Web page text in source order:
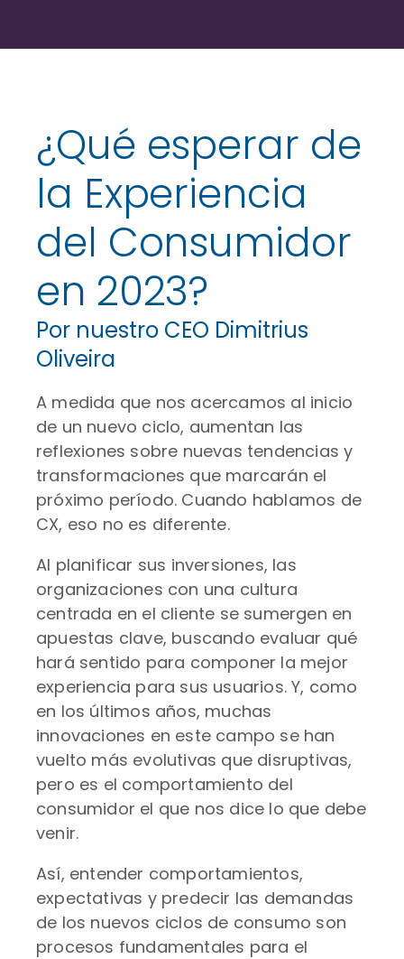
¿Qué esperar de
la Experiencia
del Consumidor
en 2023?
Por nuestro CEO Dimitrius
Oliveira
A medida que nos acercamos al inicio
de un nuevo ciclo, aumentan las
reflexiones sobre nuevas tendencias y
transformaciones que marcarán el
próximo período. Cuando hablamos de
CX, eso no es diferente.
Al planificar sus inversiones, las
organizaciones con una cultura
centrada en el cliente se sumergen en
apuestas clave, buscando evaluar qué
hará sentido para componer la mejor
experiencia para sus usuarios. Y, como
en los últimos años, muchas
innovaciones en este campo se han
vuelto más evolutivas que disruptivas,
pero es el comportamiento del
consumidor el que nos dice lo que debe
venir.
Así, entender comportamientos,
expectativas y predecir las demandas
de los nuevos ciclos de consumo son
procesos fundamentales para el